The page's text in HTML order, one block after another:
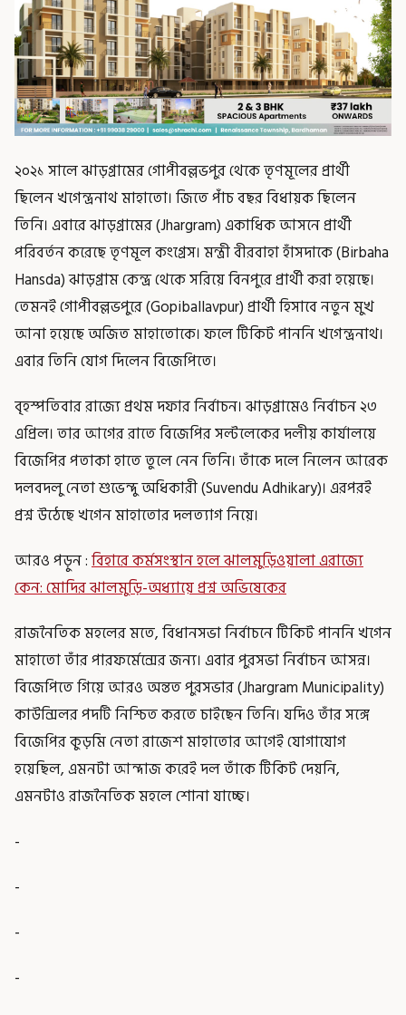
২০২১ সালে ঝাড়গ্রামের গোপীবল্লভপুর থেকে তৃণমূলের প্রার্থী
ছিলেন খগেন্দ্রনাথ মাহাতো। জিতে পাঁচ বছর বিধায়ক ছিলেন
তিনি। এবারে ঝাড়গ্রামের (Jhargram) একাধিক আসনে প্রার্থী
পরিবর্তন করেছে তৃণমূল কংগ্রেস। মন্ত্রী বীরবাহা হাঁসদাকে (Birbaha
Hansda) ঝাড়গ্রাম কেন্দ্র থেকে সরিয়ে বিনপুরে প্রার্থী করা হয়েছে।
তেমনই গোপীবল্লভপুরে (Gopiballavpur) প্রার্থী হিসাবে নতুন মুখ
আনা হয়েছে অজিত মাহাতোকে। ফলে টিকিট পাননি খগেন্দ্রনাথ।
এবার তিনি যোগ দিলেন বিজেপিতে।
বৃহস্পতিবার রাজ্যে প্রথম দফার নির্বাচন। ঝাড়গ্রামেও নির্বাচন ২৩
এপ্রিল। তার আগের রাতে বিজেপির সল্টলেকের দলীয় কার্যালয়ে
বিজেপির পতাকা হাতে তুলে নেন তিনি। তাঁকে দলে নিলেন আরেক
দলবদলু নেতা শুভেন্দু অধিকারী (Suvendu Adhikary)। এরপরই
প্রশ্ন উঠেছে খগেন মাহাতোর দলত্যাগ নিয়ে।
আরও পড়ুন :বিহারে কর্মসংস্থান হলে ঝালমুড়িওয়ালা এরাজ্যে
কেন: মোদির ঝালমুড়ি-অধ্যায়ে প্রশ্ন অভিষেকের
রাজনৈতিক মহলের মতে, বিধানসভা নির্বাচনে টিকিট পাননি খগেন
মাহাতো তাঁর পারফর্মেন্সের জন্য। এবার পুরসভা নির্বাচন আসন্ন।
বিজেপিতে গিয়ে আরও অন্তত পুরসভার (Jhargram Municipality)
কাউন্সিলর পদটি নিশ্চিত করতে চাইছেন তিনি। যদিও তাঁর সঙ্গে
বিজেপির কুড়মি নেতা রাজেশ মাহাতোর আগেই যোগাযোগ
হয়েছিল, এমনটা আন্দাজ করেই দল তাঁকে টিকিট দেয়নি,
এমনটাও রাজনৈতিক মহলে শোনা যাচ্ছে।
-
-
-
-